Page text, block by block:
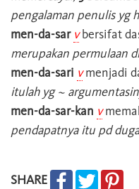
pengalaman penulis yg
men-da-sar vbersifat
merupakan permulaan
men-da-sari vmenjadi
itulah yg ~
men-da-sar-kan v
pendapatnya itu pd
SHARE